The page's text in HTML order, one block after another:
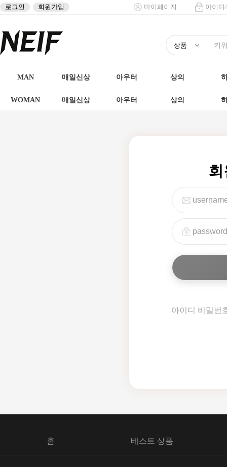
로그인 회원가입 마이페이지 아이디
MAN 매일신상 아우터 상의
WOMAN 매일신상 아우터 상의
아이디 비밀번
홈 베스트 상품